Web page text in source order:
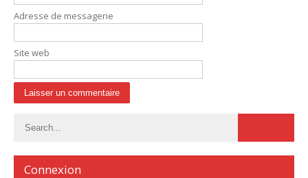
Adresse de messagerie
Site web
Connexion